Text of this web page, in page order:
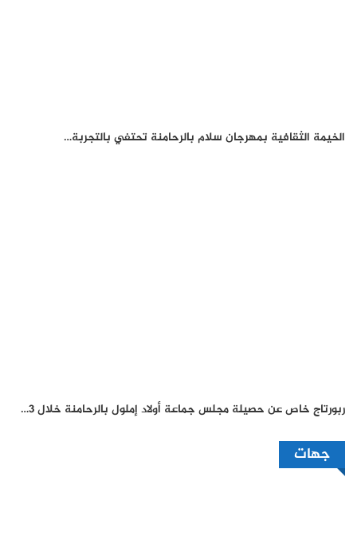
الخيمة الثقافية بمهرجان سلام بالرحامنة تحتفي بالتجربة…
ربورتاج خاص عن حصيلة مجلس جماعة أولاد إملول بالرحامنة خلال 3…
جهات